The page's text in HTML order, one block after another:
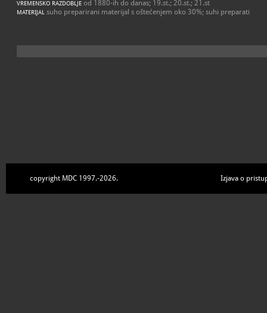
VREMENSKO RAZDOBLJE od 1880-ih do danas; 19.st.; 20.st.; 21.st
MATERIJAL suho preparirani materijal s oštećenjem oko 30%; suhi preparati
copyright MDC 1997.-2026. Izjava o